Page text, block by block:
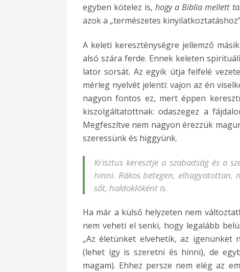
egyben kötelez is,hogy a Biblia mellett
azok a „természetes
A keleti kereszténységre jellemző
alsó szára ferde. Ennek keleten
lator sorsát. Az egyik útja felfelé
mérleg nyelvét jelenti: vajon az én
nagyon fontos ez, mert éppen
kiszolgáltatottnak: odaszegez a
Megfeszítve nem nagyon érezzük
szeressünk és higgyünk.
Krisztus keresztje a szabadság és a
hinni. Rákos betegen, elhagyatottan,
sőt, haldoklóként is.
Ha már a külső helyzeten nem
nem veheti el senki, hogy legalább
„Az életünket elvehetik, az igenünket
(lehet így is szeretni és hinni), de
magam). Ehhez persze nem elég az